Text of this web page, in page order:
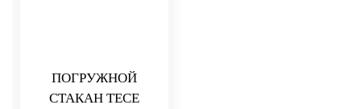
ПОГРУЖНОЙ
СТАКАН TECE